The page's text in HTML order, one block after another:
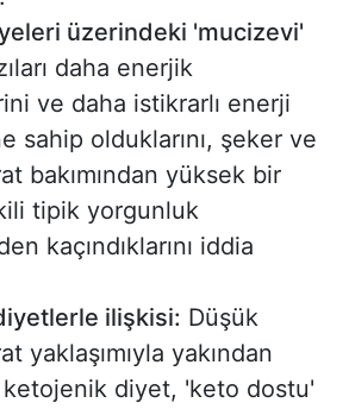
üzerindeki 'mucizevi'
daha enerjik
ve daha istikrarlı enerji
sahip olduklarını, şeker ve
bakımından yüksek bir
tipik yorgunluk
kaçındıklarını iddia
ilişkisi: Düşük
yaklaşımıyla yakından
diyet, 'keto dostu'